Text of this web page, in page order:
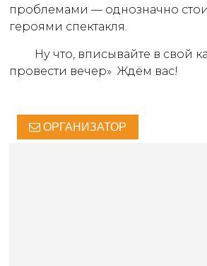
проблемами — однозначно
героями спектакля.
Ну что, вписывайте в свой
провести вечер» Ждём вас!
ОРГАНИЗАТОР